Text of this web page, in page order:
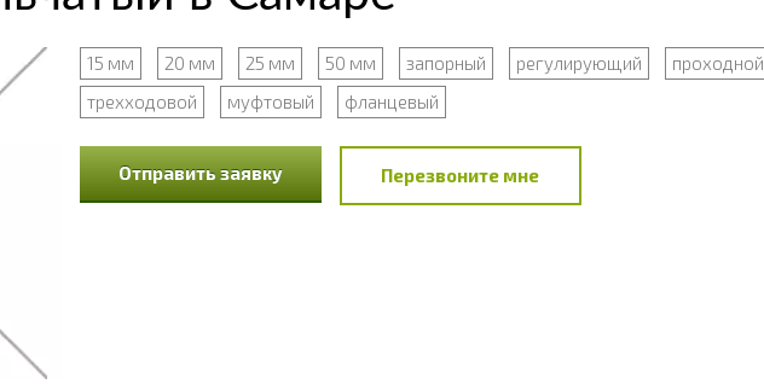
15 мм 20 мм 25 мм 50 мм запорный регулирующий проходной
трехходовой
муфтовый фланцевый
Отправить заявку Перезвоните мне